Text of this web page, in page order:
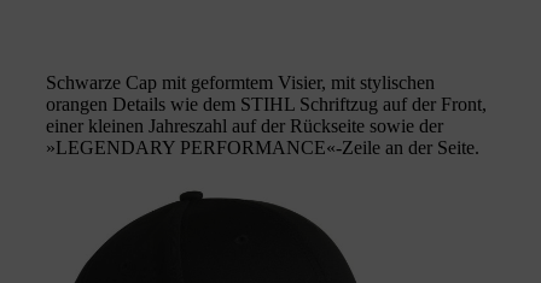
Schwarze Cap mit geformtem Visier, mit stylischen
orangen Details wie dem STIHL Schriftzug auf der Front,
einer kleinen Jahreszahl auf der Rückseite sowie der
»LEGENDARY PERFORMANCE«-Zeile an der Seite.